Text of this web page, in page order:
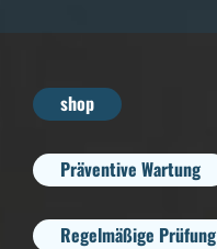
shop
Präventive Wartung
Regelmäßige Prüfung